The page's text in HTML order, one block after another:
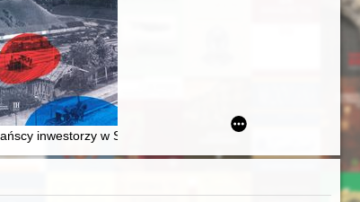
w XVI-wiecznej Rzeczypospolitej
inwestorzy w Sopocie : prestiż finansowy i towarzyski